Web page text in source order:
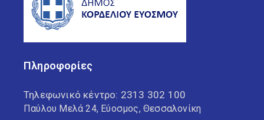
Πληροφορίες
Τηλεφωνικό κέντρο: 2313 302 100
Παύλου Μελά 24, Εύοσμος, Θεσσαλονίκη